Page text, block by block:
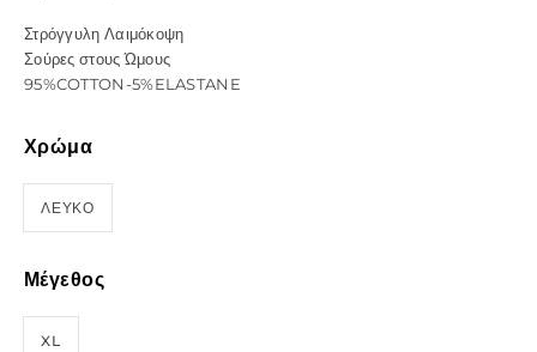
Στρόγγυλη Λαιμόκοψη
Σούρες στους Ώμους
95%COTTON-5%ELASTANE
Χρώμα
ΛΕΥΚΟ
Μέγεθος
XL